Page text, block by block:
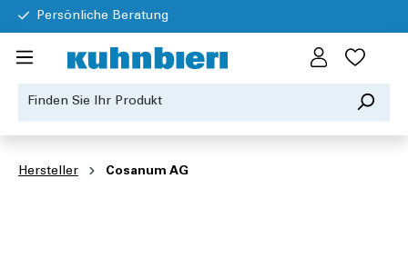
Persönliche Beratung
Hersteller Cosanum AG